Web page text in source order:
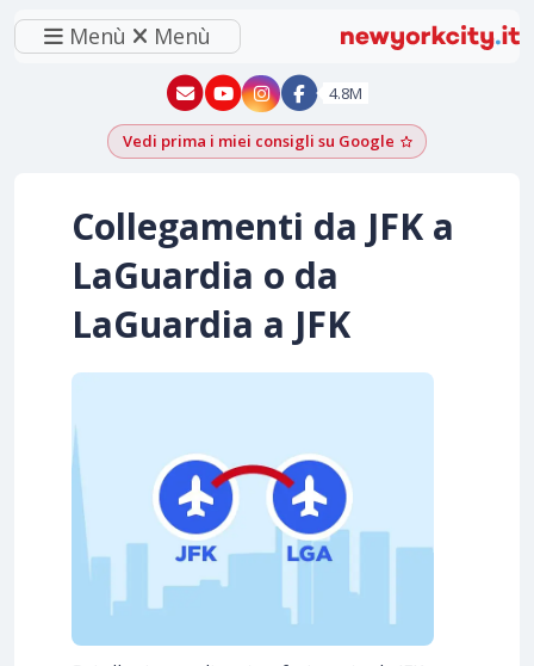
Menù Menù
New York - YouTube
New York - Instagram
4.8M
Vedi prima i miei consigli su Google Aggiungi
Collegamenti da JFK a
LaGuardia o da
LaGuardia a JFK